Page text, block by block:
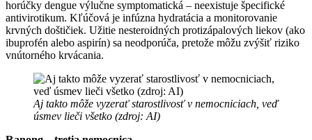
horúčky dengue výlučne symptomatická – neexistuje špecifické
antivirotikum. Kľúčová je infúzna hydratácia a monitorovanie
krvných doštičiek. Užitie nesteroidných protizápalových liekov (ako
ibuprofén alebo aspirín) sa neodporúča, pretože môžu zvýšiť riziko
vnútorného krvácania.
Aj takto môže vyzerať starostlivosť v nemocniciach, veď
úsmev lieči všetko (zdroj: AI)